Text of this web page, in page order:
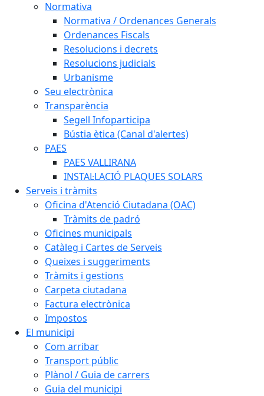
Normativa
Normativa / Ordenances Generals
Ordenances Fiscals
Resolucions i decrets
Resolucions judicials
Urbanisme
Seu electrònica
Transparència
Segell Infoparticipa
Bústia ètica (Canal d'alertes)
PAES
PAES VALLIRANA
INSTAL·LACIÓ PLAQUES SOLARS
Serveis i tràmits
Oficina d'Atenció Ciutadana (OAC)
Tràmits de padró
Oficines municipals
Catàleg i Cartes de Serveis
Queixes i suggeriments
Tràmits i gestions
Carpeta ciutadana
Factura electrònica
Impostos
El municipi
Com arribar
Transport públic
Plànol / Guia de carrers
Guia del municipi